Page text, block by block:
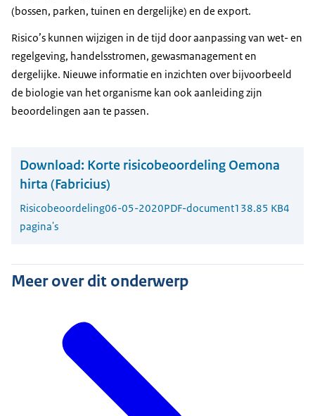
(bossen, parken, tuinen en dergelijke) en de export.
Risico’s kunnen wijzigen in de tijd door aanpassing van wet- en
regelgeving, handelsstromen, gewasmanagement en
dergelijke. Nieuwe informatie en inzichten over bijvoorbeeld
de biologie van het organisme kan ook aanleiding zijn
beoordelingen aan te passen.
Download: Korte risicobeoordeling Oemona
hirta (Fabricius)
Risicobeoordeling06-05-2020PDF-document138.85 KB4
pagina's
Meer over dit onderwerp